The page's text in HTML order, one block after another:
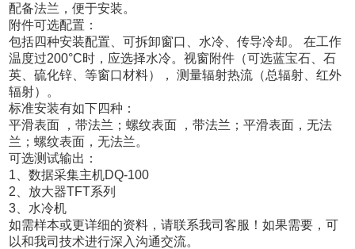
配备法兰，便于安装。
附件可选配置：
包括四种安装配置、可拆卸窗口、水冷、传导冷却。 在工作
温度过200°C时，应选择水冷。视窗附件（可选蓝宝石、石
英、硫化锌、等窗口材料）， 测量辐射热流（总辐射、红外
辐射）。
标准安装有如下四种：
平滑表面 ，带法兰；螺纹表面 ，带法兰；平滑表面，无法
兰；螺纹表面，无法兰。
可选测试输出：
1、数据采集主机DQ-100
2、放大器TFT系列
3、水冷机
如需样本或更详细的资料，请联系我司客服！如果需要，可
以和我司技术进行深入沟通交流。